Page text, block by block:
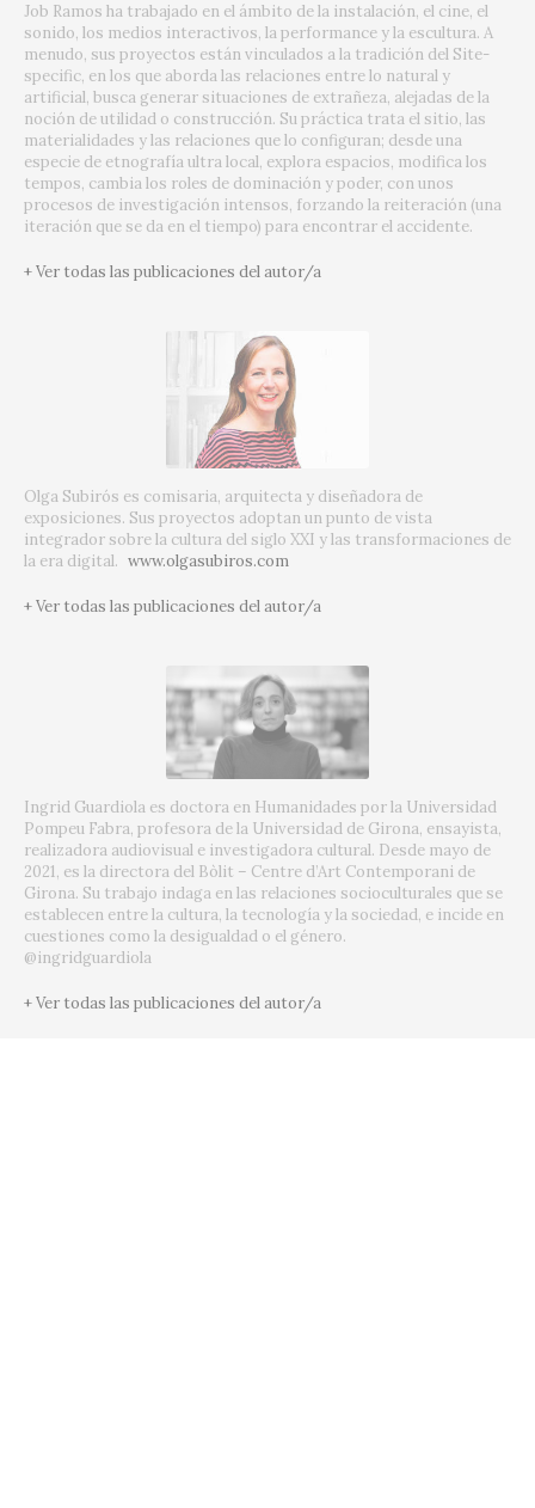
Job Ramos ha trabajado en el ámbito de la instalación, el cine, el
sonido, los medios interactivos, la performance y la escultura. A
menudo, sus proyectos están vinculados a la tradición del Site-
specific, en los que aborda las relaciones entre lo natural y
artificial, busca generar situaciones de extrañeza, alejadas de la
noción de utilidad o construcción. Su práctica trata el sitio, las
materialidades y las relaciones que lo configuran; desde una
especie de etnografía ultra local, explora espacios, modifica los
tempos, cambia los roles de dominación y poder, con unos
procesos de investigación intensos, forzando la reiteración (una
iteración que se da en el tiempo) para encontrar el accidente.
+ Ver todas las publicaciones del autor/a
Olga Subirós es comisaria, arquitecta y diseñadora de
exposiciones. Sus proyectos adoptan un punto de vista
integrador sobre la cultura del siglo XXI y las transformaciones de
la era digital. www.olgasubiros.com
+ Ver todas las publicaciones del autor/a
Ingrid Guardiola es doctora en Humanidades por la Universidad
Pompeu Fabra, profesora de la Universidad de Girona, ensayista,
realizadora audiovisual e investigadora cultural. Desde mayo de
2021, es la directora del Bòlit – Centre d’Art Contemporani de
Girona. Su trabajo indaga en las relaciones socioculturales que se
establecen entre la cultura, la tecnología y la sociedad, e incide en
cuestiones como la desigualdad o el género.
@ingridguardiola
+ Ver todas las publicaciones del autor/a